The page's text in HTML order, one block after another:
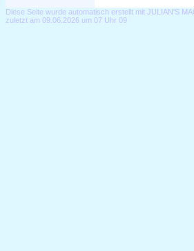
Diese Seite wurde automatisch erstellt mit JULIAN'S
zuletzt am 09.06.2026 um 07 Uhr 09